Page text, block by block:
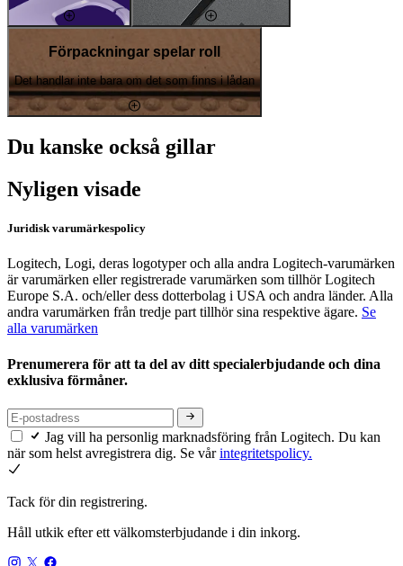
Förpackningar spelar roll
Det handlar inte bara om det som finns i lådan
Du kanske också gillar
Nyligen visade
Juridisk varumärkespolicy
Logitech, Logi, deras logotyper och alla andra Logitech-varumärken
är varumärken eller registrerade varumärken som tillhör Logitech
Europe S.A. och/eller dess dotterbolag i USA och andra länder. Alla
andra varumärken från tredje part tillhör sina respektive ägare. Se
alla varumärken
Prenumerera för att ta del av ditt specialerbjudande och dina
exklusiva förmåner.
Jag vill ha personlig marknadsföring från Logitech. Du kan
när som helst avregistrera dig. Se vårintegritetspolicy.
Tack för din registrering.
Håll utkik efter ett välkomsterbjudande i din inkorg.